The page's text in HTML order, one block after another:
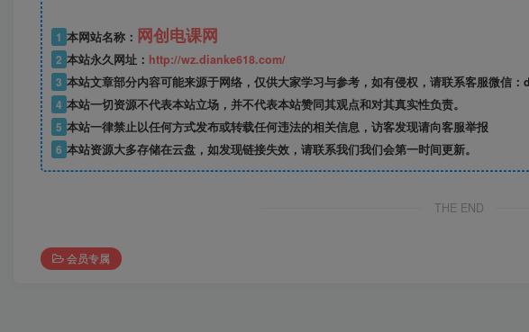
1 本网站名称： 网创电课网
2 本站永久网址： http://wz.dianke618.com/
3 本站文章部分内容可能来源于网络，仅供大家学习与参考，如有侵权，请联系客服微信：
4 本站一切资源不代表本站立场，并不代表本站赞同其观点和对其真实性负责。
5 本站一律禁止以任何方式发布或转载任何违法的相关信息，访客发现请向客服举报
6 本站资源大多存储在云盘，如发现链接失效，请联系我们我们会第一时间更新。
THE END
会员专属